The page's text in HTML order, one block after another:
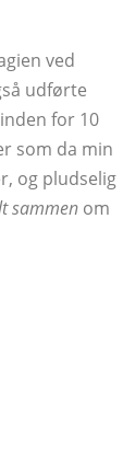
ved
udførte
for 10
som da min
og pludselig
sammen om